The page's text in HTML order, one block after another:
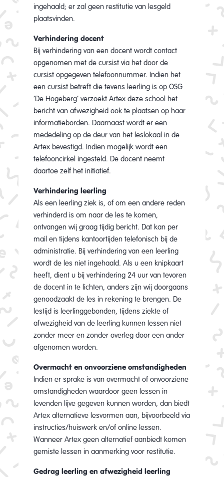
ingehaald; er zal geen restitutie van lesgeld
plaatsvinden.
Verhindering docent
Bij verhindering van een docent wordt contact
opgenomen met de cursist via het door de
cursist opgegeven telefoonnummer. Indien het
een cursist betreft die tevens leerling is op OSG
‘De Hogeberg’ verzoekt Artex deze school het
bericht van afwezigheid ook te plaatsen op haar
informatieborden. Daarnaast wordt er een
mededeling op de deur van het leslokaal in de
Artex bevestigd. Indien mogelijk wordt een
telefooncirkel ingesteld. De docent neemt
daartoe zelf het initiatief.
Verhindering leerling
Als een leerling ziek is, of om een andere reden
verhinderd is om naar de les te komen,
ontvangen wij graag tijdig bericht. Dat kan per
mail en tijdens kantoortijden telefonisch bij de
administratie. Bij verhindering van een leerling
wordt de les niet ingehaald. Als u een knipkaart
heeft, dient u bij verhindering 24 uur van tevoren
de docent in te lichten, anders zijn wij doorgaans
genoodzaakt de les in rekening te brengen. De
lestijd is leerlinggebonden, tijdens ziekte of
afwezigheid van de leerling kunnen lessen niet
zonder meer en zonder overleg door een ander
afgenomen worden.
Overmacht en onvoorziene omstandigheden
Indien er sprake is van overmacht of onvoorziene
omstandigheden waardoor geen lessen in
levenden lijve gegeven kunnen worden, dan biedt
Artex alternatieve lesvormen aan, bijvoorbeeld via
instructies/huiswerk en/of online lessen.
Wanneer Artex geen alternatief aanbiedt komen
gemiste lessen in aanmerking voor restitutie.
Gedrag leerling en afwezigheid leerling